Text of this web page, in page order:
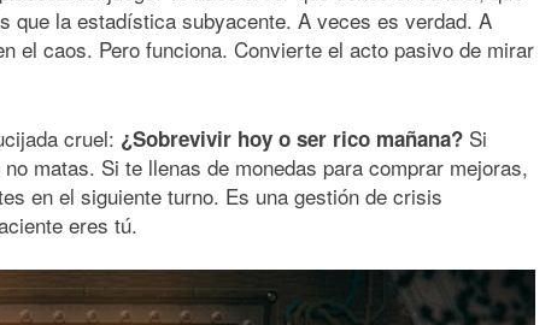
que la estadística subyacente. A veces es verdad. A
el caos. Pero funciona. Convierte el acto pasivo de mirar
cruel: ¿Sobrevivir hoy o ser rico mañana? Si
matas. Si te llenas de monedas para comprar mejoras,
en el siguiente turno. Es una gestión de crisis
eres tú.